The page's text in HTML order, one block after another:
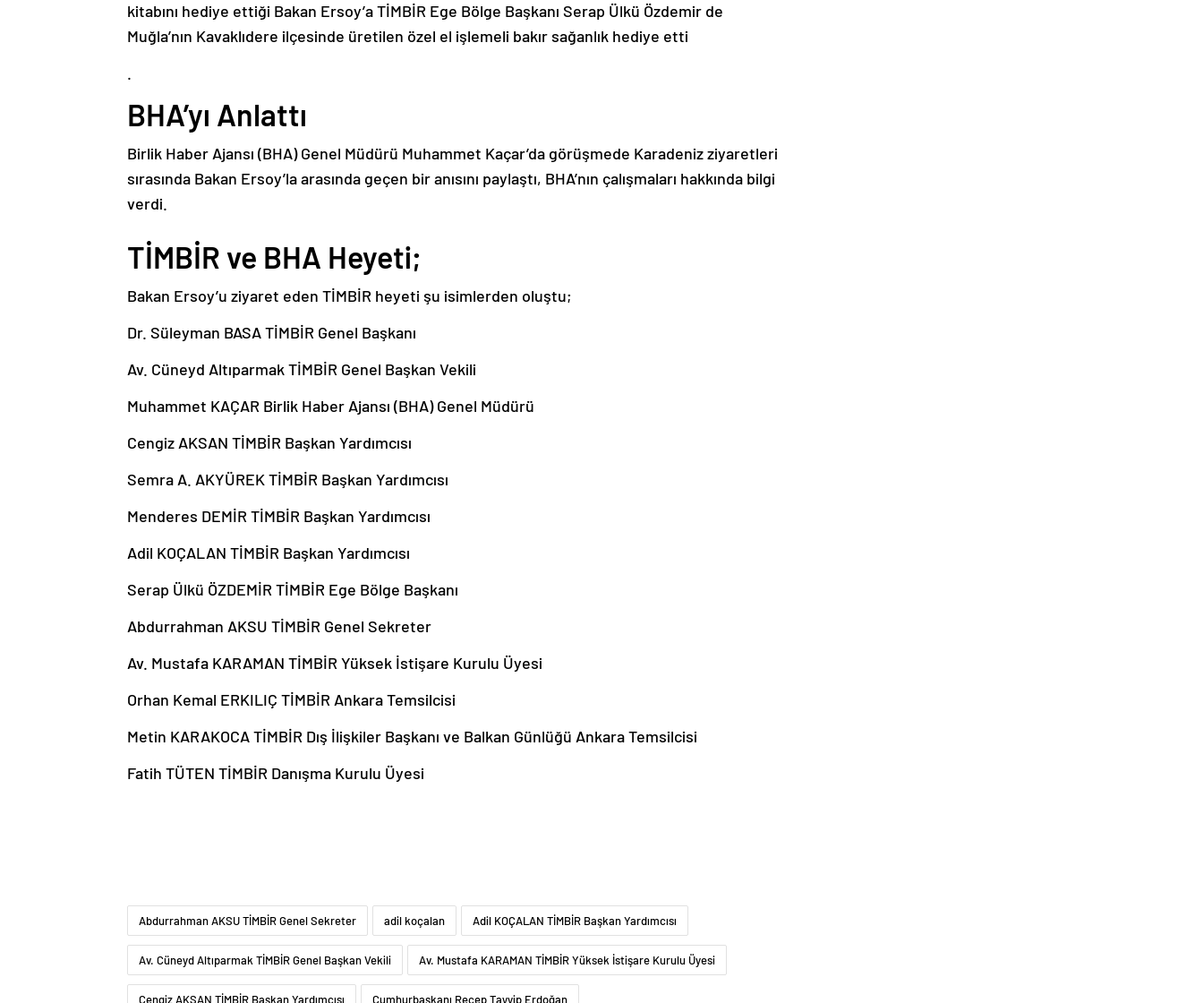
kitabını hediye ettiği Bakan Ersoy’a TİMBİR Ege Bölge Başkanı Serap Ülkü Özdemir de
Muğla’nın Kavaklıdere ilçesinde üretilen özel el işlemeli bakır sağanlık hediye etti
.
BHA’yı Anlattı
Birlik Haber Ajansı (BHA) Genel Müdürü Muhammet Kaçar’da görüşmede Karadeniz ziyaretleri
sırasında Bakan Ersoy’la arasında geçen bir anısını paylaştı, BHA’nın çalışmaları hakkında bilgi
verdi.
TİMBİR ve BHA Heyeti;
Bakan Ersoy’u ziyaret eden TİMBİR heyeti şu isimlerden oluştu;
Dr. Süleyman BASA TİMBİR Genel Başkanı
Av. Cüneyd Altıparmak TİMBİR Genel Başkan Vekili
Muhammet KAÇAR Birlik Haber Ajansı (BHA) Genel Müdürü
Cengiz AKSAN TİMBİR Başkan Yardımcısı
Semra A. AKYÜREK TİMBİR Başkan Yardımcısı
Menderes DEMİR TİMBİR Başkan Yardımcısı
Adil KOÇALAN TİMBİR Başkan Yardımcısı
Serap Ülkü ÖZDEMİR TİMBİR Ege Bölge Başkanı
Abdurrahman AKSU TİMBİR Genel Sekreter
Av. Mustafa KARAMAN TİMBİR Yüksek İstişare Kurulu Üyesi
Orhan Kemal ERKILIÇ TİMBİR Ankara Temsilcisi
Metin KARAKOCA TİMBİR Dış İlişkiler Başkanı ve Balkan Günlüğü Ankara Temsilcisi
Fatih TÜTEN TİMBİR Danışma Kurulu Üyesi
Abdurrahman AKSU TİMBİR Genel Sekreter adil koçalan Adil KOÇALAN TİMBİR Başkan Yardımcısı
Av. Cüneyd Altıparmak TİMBİR Genel Başkan Vekili Av. Mustafa KARAMAN TİMBİR Yüksek İstişare Kurulu Üyesi
Cengiz AKSAN TİMBİR Başkan Yardımcısı Cumhurbaşkanı Recep Tayyip Erdoğan